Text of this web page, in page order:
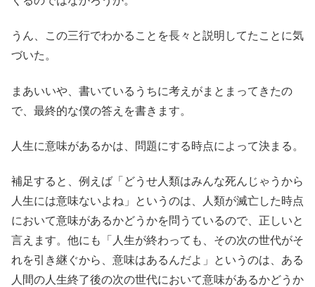
うん、この三行でわかることを長々と説明してたことに気
づいた。
まあいいや、書いているうちに考えがまとまってきたの
で、最終的な僕の答えを書きます。
人生に意味があるかは、問題にする時点によって決まる。
補足すると、例えば「どうせ人類はみんな死んじゃうから
人生には意味ないよね」というのは、人類が滅亡した時点
において意味があるかどうかを問うているので、正しいと
言えます。他にも「人生が終わっても、その次の世代がそ
れを引き継ぐから、意味はあるんだよ」というのは、ある
人間の人生終了後の次の世代において意味があるかどうか